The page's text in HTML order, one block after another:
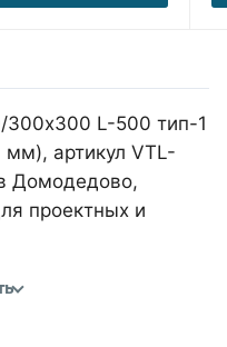
300х300 L-500 тип-1
мм), артикул VTL-
Домодедово,
проектных и